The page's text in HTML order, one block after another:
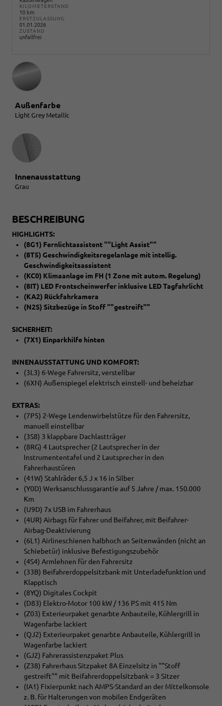
KILOMETERSTAND
10 km
ERSTZULASSUNG
01.01.2026
ZUSTAND
unfallfrei
Außenfarbe
Light Grey Metallic
Innenausstattung
Innenausstattung
Grau
BESCHREIBUNG
HIGHLIGHTS:
(8G1) Fernlichtassistent ""Light Assist""
(8T5) Geschwindigkeitsregelanlage mit intellig.
Geschwindigkeitsassistent
(KC0) Klimaanlage im FH (1 Zone mit autom. Regelung)
(8IT) LED Frontscheinwerfer inklusive LED Tagfahrlicht
(KA2) Rückfahrkamera
(N2S) Sitzbezüge in Stoff ""gestreift""
SICHERHEIT:
(7X1) Einparkhilfe hinten
INNENAUSSTATTUNG UND KOMFORT:
(3L3) 6-Wege Fahrersitz, verstellbar
(6XN) Außenspiegel elektrisch einstell- und beheizbar
EXTRAS:
(7P5) 2-Wege Lendenwirbelstütze für den Fahrersitz,
manuell einstellbar
(3S8) 3 klappbare Dachlastträger
(8RG) 4 Lautsprecher (2 Lautsprecher in der
Instrumententafel und 2 Lautsprecher in den
Fahrerhaustüren
(41W) Stahlräder 6,5 J x 16 in Silber
(Y0D) Werksanschlussgarantie auf 5 Jahre / max. 150.000
Km
(U9D) 7x USB im Fahrerhaus
(4UR) Airbags für Fahrer und Beifahrer, mit Beifahrer-
Airbag-Deaktivierung
(6L1) Airlineschienen halbhoch an Seitenwänden (nicht an
Schiebetür) inklusive Befestigungszubehör
(4S4) Armlehnen für den Fahrersitz
(33B) Beifahrerdoppelsitzbank mit Unterladefunktion und
Klapptisch
(8YQ) Digitales Cockpit
(D83) Elektro-Motor 100 kW / 136 PS mit 415 Nm
(Z03) Exterieurpaket genarbte Anbauteile, Kühlergrill in
Wagenfarbe lackiert
(QJ2) Exterieurpaket genarbte Anbauteile, Kühlergrill in
Wagenfarbe lackiert
(GJ2) Fahrerassistenzpaket Plus
(Z38) Fahrerhaus Sitzpaket 8A Einzelsitz in ""Stoff
gestreift"" mit Beifahrerdoppelsitzbank = 3 Sitzer
(IA1) Fixierpunkt nach AMPS-Standard an der Mittelkonsole
z. B. für Halterungen von mobilen Endgeräten